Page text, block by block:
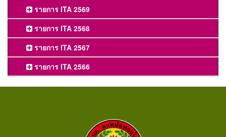
รายการ ITA 2569
รายการ ITA 2568
รายการ ITA 2567
รายการ ITA 2566